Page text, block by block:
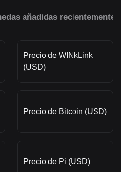
añadidas recientemente
Precio de WINkLink
(USD)
Precio de Bitcoin (USD)
Precio de Pi (USD)